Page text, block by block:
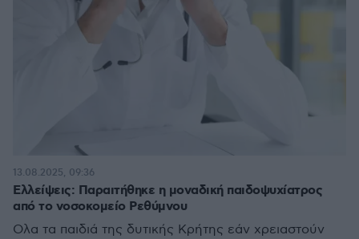
Ελλείψεις: Παραιτήθηκε η μοναδική παιδοψυχίατρος
από το νοσοκομείο Ρεθύμνου
Ολα τα παιδιά της δυτικής Κρήτης εάν χρειαστούν
13.08.2025, 09:36